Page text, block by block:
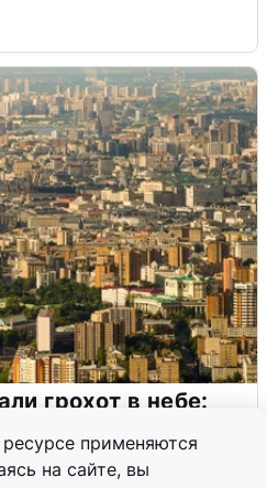
применяются
на сайте, вы
грохот в небе: